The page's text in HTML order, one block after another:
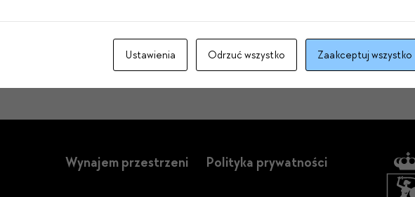
Wynajem przestrzeni Polityka prywatności
Ustawienia Odrzuć wszystko Zaakceptuj wszystko